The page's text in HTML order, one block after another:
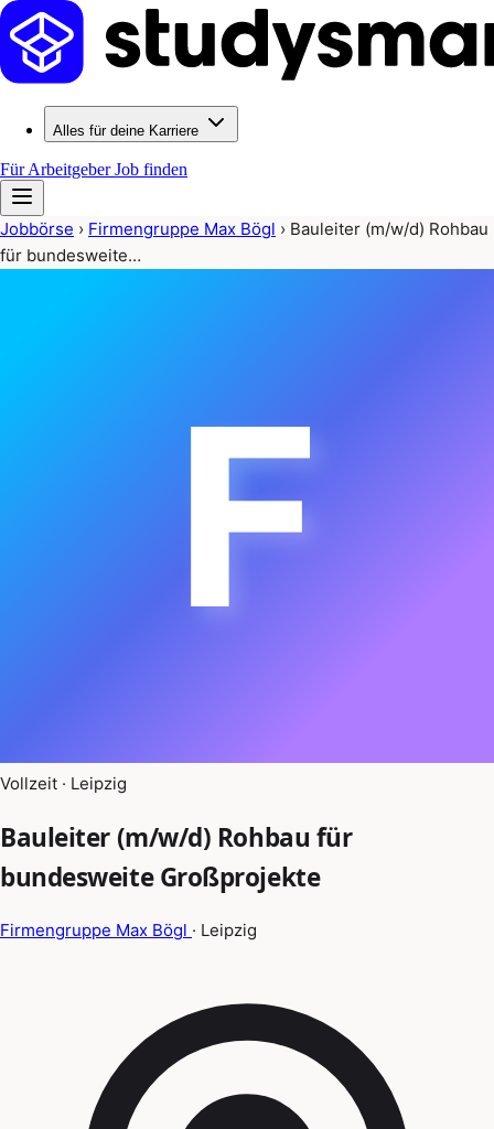
Alles für deine Karriere
Für ArbeitgeberJob finden
Jobbörse › Firmengruppe Max Bögl › Bauleiter (m/w/d) Rohbau
für bundesweite…
F
Vollzeit · Leipzig
Bauleiter (m/w/d) Rohbau für
bundesweite Großprojekte
Firmengruppe Max Bögl · Leipzig